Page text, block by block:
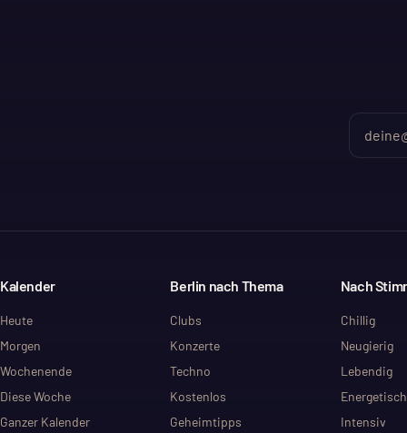
Kalender
Heute
Morgen
Wochenende
Diese Woche
Ganzer Kalender
Berlin nach Thema
Clubs
Konzerte
Techno
Kostenlos
Geheimtipps
Nach
Chillig
Neugierig
Lebendig
Energetisch
Intensiv